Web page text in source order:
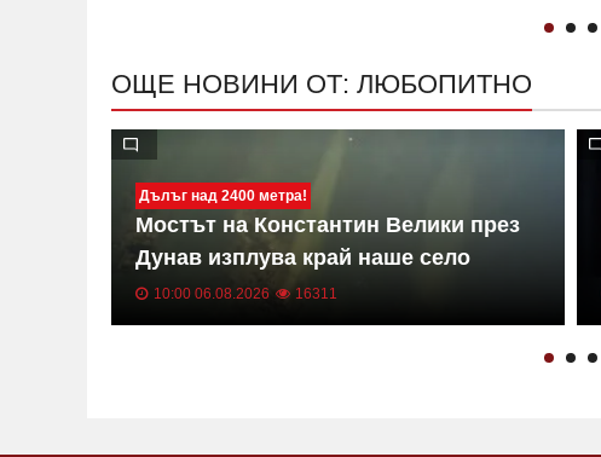
ОЩЕ НОВИНИ ОТ: ЛЮБОПИТНО
Дълъг над 2400 метра!
Мостът на Константин Велики през
Дунав изплува край наше село
СНИМКИ
10:00 06.08.2026 16311